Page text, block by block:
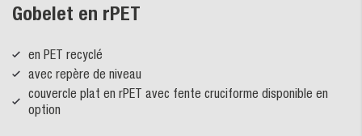
Gobelet en rPET
en PET recyclé
avec repère de niveau
couvercle plat en rPET avec fente cruciforme disponible en
option